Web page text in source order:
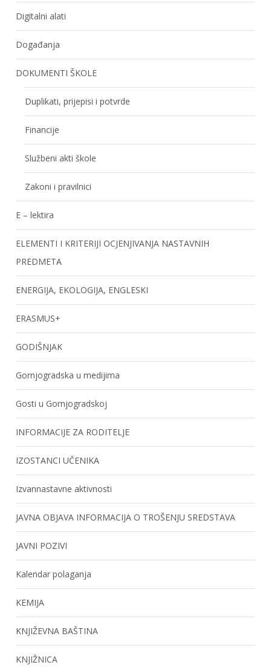
Digitalni alati
Događanja
DOKUMENTI ŠKOLE
Duplikati, prijepisi i potvrde
Financije
Službeni akti škole
Zakoni i pravilnici
E – lektira
ELEMENTI I KRITERIJI OCJENJIVANJA NASTAVNIH
PREDMETA
ENERGIJA, EKOLOGIJA, ENGLESKI
ERASMUS+
GODIŠNJAK
Gornjogradska u medijima
Gosti u Gornjogradskoj
INFORMACIJE ZA RODITELJE
IZOSTANCI UČENIKA
Izvannastavne aktivnosti
JAVNA OBJAVA INFORMACIJA O TROŠENJU SREDSTAVA
JAVNI POZIVI
Kalendar polaganja
KEMIJA
KNJIŽEVNA BAŠTINA
KNJIŽNICA